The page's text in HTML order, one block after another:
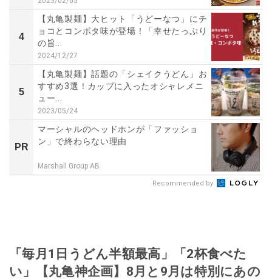
4
【丸亀製麺】大ヒット「うどーなつ」にチ
ョコとコンポタ味が登場！「幸せたっぷり
の旨...
2024/12/27
5
【丸亀製麺】話題の「シェイクうどん」お
すすめ3選！カップに入ったオシャレメニ
ュー...
2023/05/24
PR
マーシャルのヘッドホンが「ファッショ
ン」で終わらない理由
Marshall Group AB
Recommended by
「毎月1日うどん半額最高」「2杯食べた
い」【丸亀神企画】8月と9月は特別にあの